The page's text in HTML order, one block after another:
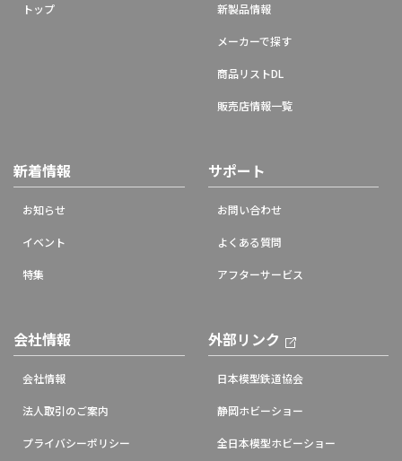
トップ 新製品情報
メーカーで探す
商品リストDL
販売店情報一覧
新着情報
お知らせ
イベント
特集
サポート
お問い合わせ
よくある質問
アフターサービス
会社情報
会社情報
法人取引のご案内
プライバシーポリシー
外部リンク
日本模型鉄道協会
静岡ホビーショー
全日本模型ホビーショー